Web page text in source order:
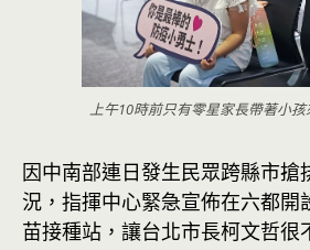
上午10時前只有零星家長帶著小
因中南部連日發生民眾跨縣市
況，指揮中心緊急宣佈在六都開
苗接種站，讓台北市長柯文哲很